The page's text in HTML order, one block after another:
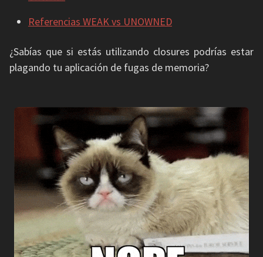
Referencias WEAK vs UNOWNED
¿Sabías que si estás utilizando closures podrías estar
plagando tu aplicación de fugas de memoria?